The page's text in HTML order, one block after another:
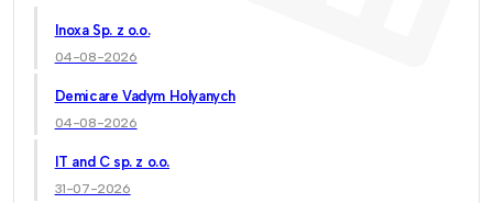
Inoxa Sp. z o.o.
04-08-2026
Demicare Vadym Holyanych
04-08-2026
IT and C sp. z o.o.
31-07-2026